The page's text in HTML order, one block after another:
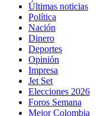
Últimas noticias
Política
Nación
Dinero
Deportes
Opinión
Impresa
Jet Set
Elecciones 2026
Foros Semana
Mejor Colombia